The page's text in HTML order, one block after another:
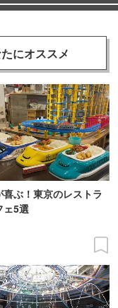
にオススメ
喜ぶ！東京のレストラ
ェ5選